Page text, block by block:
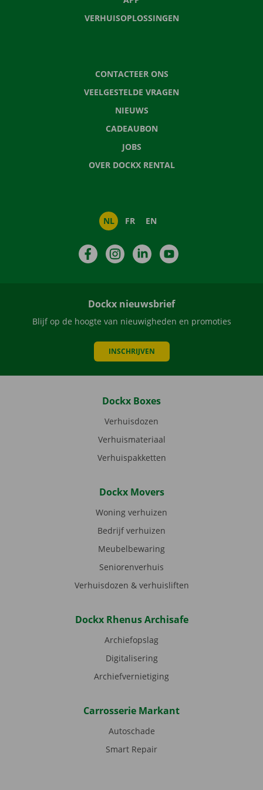
VERHUISOPLOSSINGEN
CONTACTEER ONS
VEELGESTELDE VRAGEN
NIEUWS
CADEAUBON
JOBS
OVER DOCKX RENTAL
NL FR EN
FacebookInstagramLinkedIn
Dockx nieuwsbrief
Blijf op de hoogte van nieuwigheden en promoties
INSCHRIJVEN
Dockx Boxes
Verhuisdozen
Verhuismateriaal
Verhuispakketten
Dockx Movers
Woning verhuizen
Bedrijf verhuizen
Meubelbewaring
Seniorenverhuis
Verhuisdozen & verhuisliften
Dockx Rhenus Archisafe
Archiefopslag
Digitalisering
Archiefvernietiging
Carrosserie Markant
Autoschade
Smart Repair